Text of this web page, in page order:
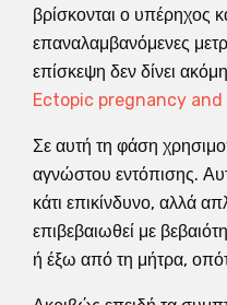
βρίσκονται ο υπέρηχος
επαναλαμβανόμενες
επίσκεψη δεν δίνει
Ectopic pregnancy
Σε αυτή τη φάση
αγνώστου εντόπισης.
κάτι επικίνδυνο, αλλά
επιβεβαιωθεί με
ή έξω από τη μήτρα,